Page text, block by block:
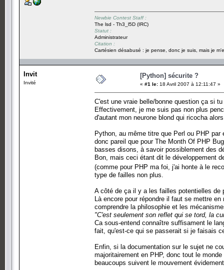
Newbie Contest Staff :
The lsd - Th3_l5D (IRC)
Statut :
Administrateur
Citation :
Cartésien désabusé : je pense, donc je suis, mais je
Invit
Invité
[Python] sécurite ?
« #1 le: 18 Avril 2007 à 12:11:47 »
C'est une vraie belle/bonne question ça si
Effectivement, je me suis pas non plus
d'autant mon neurone blond qui ricocha
Python, au même titre que Perl ou PHP
donc pareil que pour The Month Of PHP
basses disons, à savoir possiblement des
Bon, mais ceci étant dit le développement
(comme pour PHP ma foi, j'ai honte à le
type de failles non plus.
A côté de ça il y a les failles potentielles de
Là encore pour répondre il faut se mettre
comprendre la philosophie et les
"C'est seulement son reflet qui se tord, la
Ca sous-entend connaître suffisament le
fait, qu'est-ce qui se passerait si je faisais
Enfin, si la documentation sur le sujet ne
majoritairement en PHP, donc tout le
beaucoups suivent le mouvement